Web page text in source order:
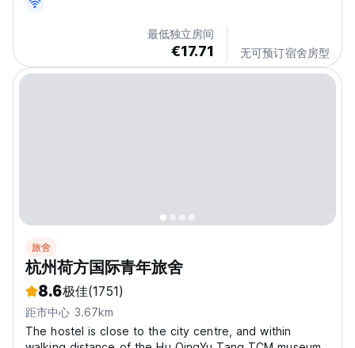
located 2.9 km from Wushan Square, 6.9 km from
Hangzhou East Railway Station and 10 km from
最低独立房间
€17.71 无可预订宿舍房型
旅舍
杭州荷方国际青年旅舍
8.6极佳(1751)
距市中心 3.67km
The hostel is close to the city centre, and within